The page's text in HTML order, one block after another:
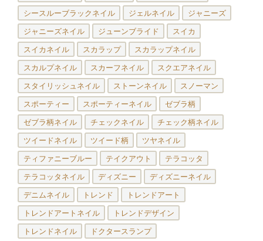
シースルーブラックネイル ジェルネイル ジャニーズ
ジャニーズネイル ジューンブライド スイカ
スイカネイル スカラップ スカラップネイル
スカルプネイル スカーフネイル スクエアネイル
スタイリッシュネイル ストーンネイル スノーマン
スポーティー スポーティーネイル ゼブラ柄
ゼブラ柄ネイル チェックネイル チェック柄ネイル
ツイードネイル ツイード柄 ツヤネイル
ティファニーブルー テイクアウト テラコッタ
テラコッタネイル ディズニー ディズニーネイル
デニムネイル トレンド トレンドアート
トレンドアートネイル トレンドデザイン
トレンドネイル ドクタースランプ